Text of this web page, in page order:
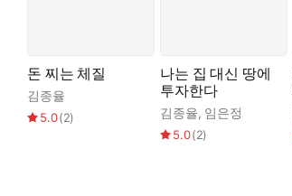
돈 찌는 체질
김종율
5.0(2)
나는 집 대신 땅에
투자한다
김종율, 임은정
5.0(2)